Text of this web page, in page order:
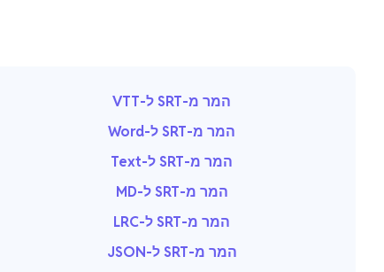
המר מ-SRT ל-VTT
המר מ-SRT ל-Word
המר מ-SRT ל-Text
המר מ-SRT ל-MD
המר מ-SRT ל-LRC
המר מ-SRT ל-JSON